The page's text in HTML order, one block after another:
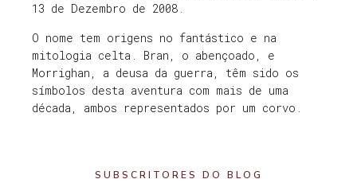
13 de Dezembro de 2008.
O nome tem origens no fantástico e na
mitologia celta. Bran, o abençoado, e
Morrighan, a deusa da guerra, têm sido os
símbolos desta aventura com mais de uma
década, ambos representados por um corvo.
SUBSCRITORES DO BLOG